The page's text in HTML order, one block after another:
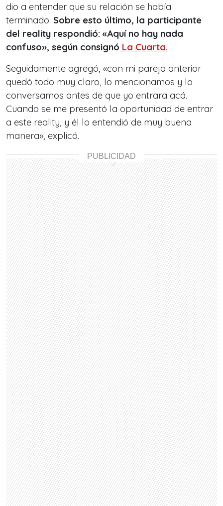
dio a entender que su relación se había
terminado. Sobre esto último, la participante
del reality respondió: «Aquí no hay nada
confuso», según consignó La Cuarta.
Seguidamente agregó, «con mi pareja anterior
quedó todo muy claro, lo mencionamos y lo
conversamos antes de que yo entrara acá.
Cuando se me presentó la oportunidad de entrar
a este reality, y él lo entendió de muy buena
manera», explicó.